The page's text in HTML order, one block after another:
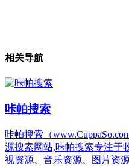
相关导航
咔帕搜索
咔帕搜索（
源搜索网站,咔帕搜索专注于
视资源、音乐资源、图片资